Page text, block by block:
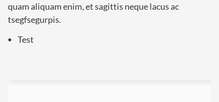
quam aliquam enim, et sagittis neque lacus ac
tsegfsegurpis.
Test